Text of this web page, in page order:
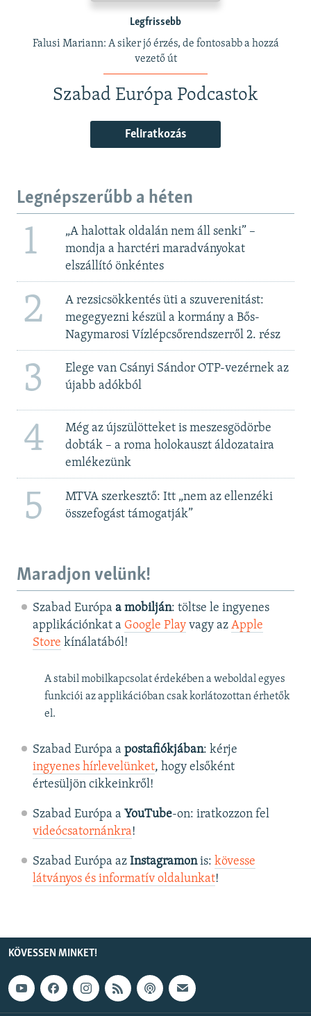
Legfrissebb
Falusi Mariann: A siker jó érzés, de fontosabb a hozzá
vezető út
Szabad Európa Podcastok
Feliratkozás
Legnépszerűbb a héten
1
„A halottak oldalán nem áll senki” –
mondja a harctéri maradványokat
elszállító önkéntes
2
A rezsicsökkentés üti a szuverenitást:
megegyezni készül a kormány a Bős-
Nagymarosi Vízlépcsőrendszerről 2. rész
3
Elege van Csányi Sándor OTP-vezérnek az
újabb adókból
4
Még az újszülötteket is meszesgödörbe
dobták – a roma holokauszt áldozataira
emlékezünk
5
MTVA szerkesztő: Itt „nem az ellenzéki
összefogást támogatják”
Maradjon velünk!
Szabad Európa a mobilján: töltse le ingyenes
applikációnkat a Google Playvagy az Apple
Store kínálatából!
A stabil mobilkapcsolat érdekében a weboldal egyes
funkciói az applikációban csak korlátozottan érhetők
el.
Szabad Európa a postafiókjában: kérje
ingyenes hírlevelünket, hogy elsőként
értesüljön cikkeinkről!
Szabad Európa a YouTube-on: iratkozzon fel
videócsatornánkra!
Szabad Európa az Instagramonis: kövesse
látványos és informatív oldalunkat! ​
KÖVESSEN MINKET!